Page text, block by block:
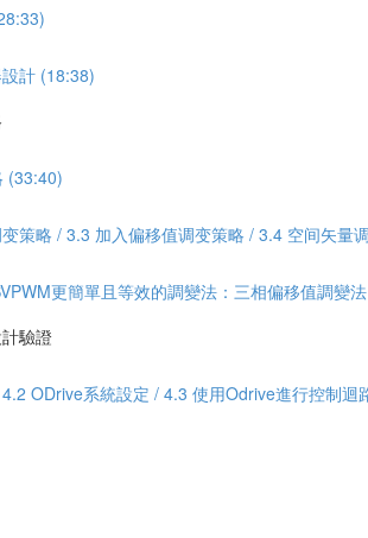
計 (18:38)
(33:40)
策略 / 3.3 加入偏移值调变策略 / 3.4 空间矢
更簡單且等效的調變法：三相偏移值調變
驗證
ODrive系統設定 / 4.3 使用Odrive進行控制